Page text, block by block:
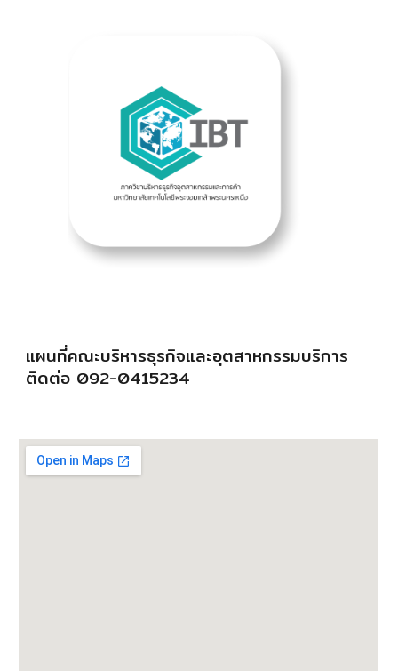
แผนที่คณะบริหารธุรกิจและอุตสาหกรรมบริการ
ติดต่อ 092-0415234